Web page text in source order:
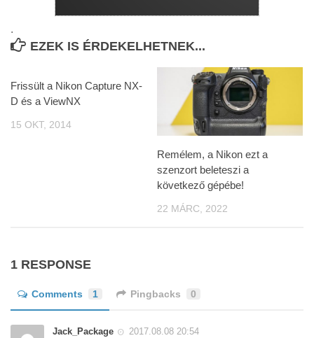
.
EZEK IS ÉRDEKELHETNEK...
Frissült a Nikon Capture NX-
D és a ViewNX
15 OKT, 2014
Remélem, a Nikon ezt a
szenzort beleteszi a
következő gépébe!
22 MÁRC, 2022
1 RESPONSE
Comments 1 Pingbacks 0
Jack_Package 2017.08.08 20:54